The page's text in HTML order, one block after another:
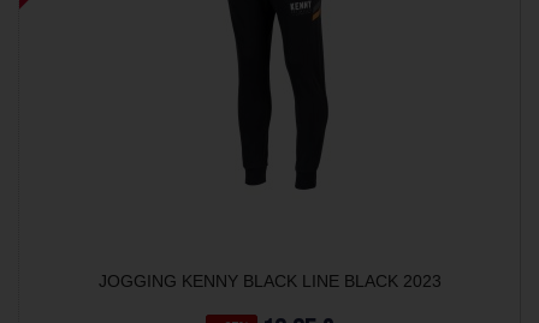
JOGGING KENNY BLACK LINE BLACK 2023